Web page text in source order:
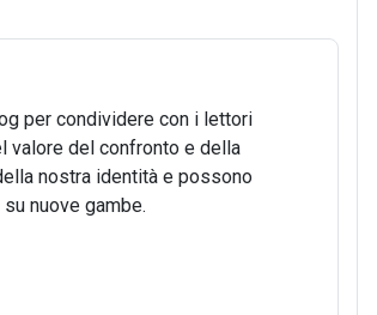
per condividere con i lettori
valore del confronto e della
nostra identità e possono
nuove gambe.